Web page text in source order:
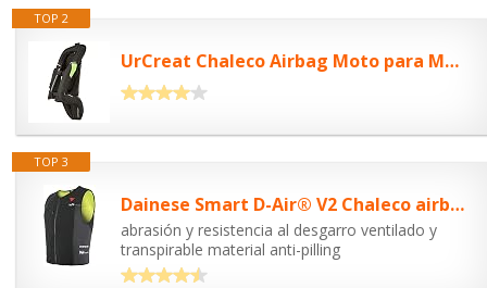
TOP 2
UrCreat Chaleco Airbag Moto para Mujer y Hombre, Airbag Moto para Toda la...
TOP 3
Dainese Smart D-Air® V2 Chaleco airbag XL
abrasión y resistencia al desgarro ventilado y
transpirable material anti-pilling